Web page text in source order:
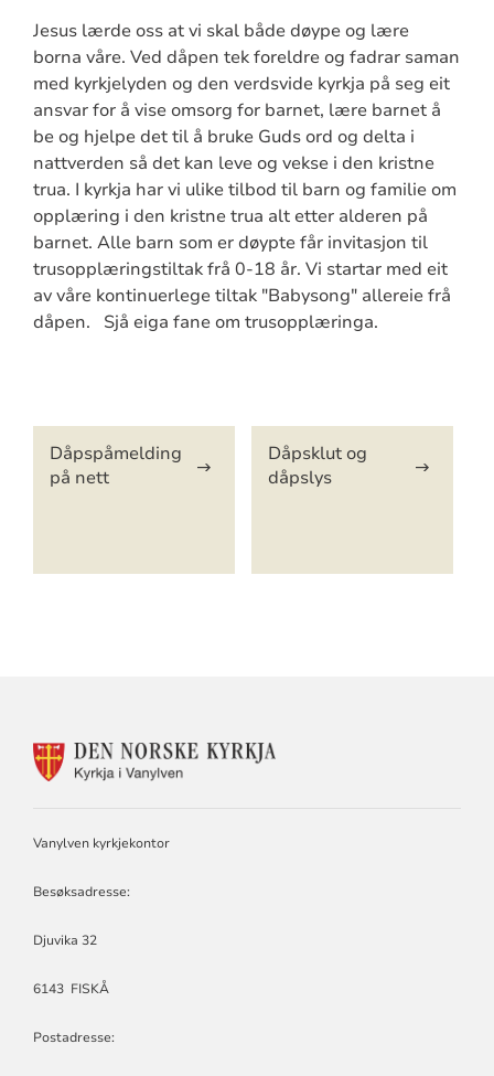
Jesus lærde oss at vi skal både døype og lære
borna våre. Ved dåpen tek foreldre og fadrar saman
med kyrkjelyden og den verdsvide kyrkja på seg eit
ansvar for å vise omsorg for barnet, lære barnet å
be og hjelpe det til å bruke Guds ord og delta i
nattverden så det kan leve og vekse i den kristne
trua. I kyrkja har vi ulike tilbod til barn og familie om
opplæring i den kristne trua alt etter alderen på
barnet. Alle barn som er døypte får invitasjon til
trusopplæringstiltak frå 0-18 år. Vi startar med eit
av våre kontinuerlege tiltak "Babysong" allereie frå
dåpen. Sjå eiga fane om trusopplæringa.
Artikkelsnarveger
Dåpspåmelding
på nett
Dåpsklut og
dåpslys
KONTAKTINFORMASJON
Vanylven kyrkjekontor
Besøksadresse:
Djuvika 32
6143 FISKÅ
Postadresse: